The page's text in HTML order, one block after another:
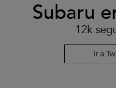
Subaru
12k
Ir a